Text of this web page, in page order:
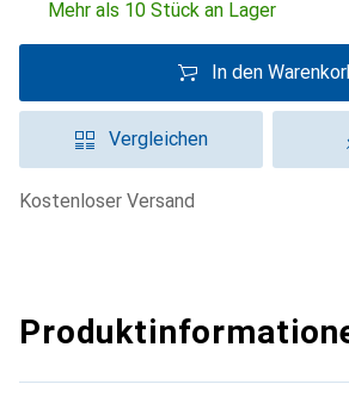
Mehr als 10 Stück an Lager
In den
Vergleichen
kostenloser Versand